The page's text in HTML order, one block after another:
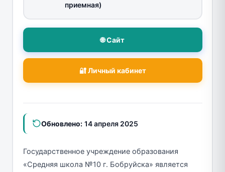
приемная)
🌐 Сайт
🔐 Личный кабинет
Обновлено: 14 апреля 2025
Государственное учреждение образования
«Средняя школа №10 г. Бобруйска» является